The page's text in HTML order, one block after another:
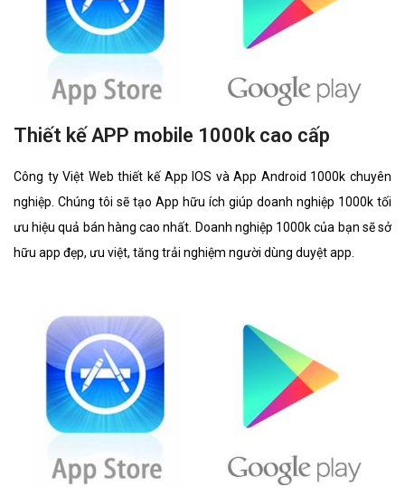
Thiết kế APP mobile 1000k cao cấp
Công ty Việt Web thiết kế App IOS và App Android 1000k chuyên
nghiệp. Chúng tôi sẽ tạo App hữu ích giúp doanh nghiệp 1000k tối
ưu hiệu quả bán hàng cao nhất. Doanh nghiệp 1000k của bạn sẽ sở
hữu app đẹp, ưu việt, tăng trải nghiệm người dùng duyệt app.